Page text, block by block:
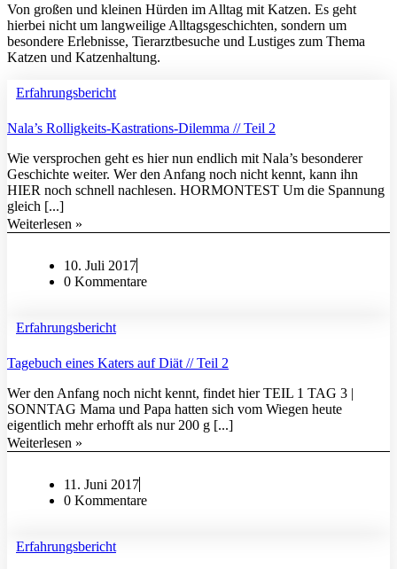
Von großen und kleinen Hürden im Alltag mit Katzen. Es geht
hierbei nicht um langweilige Alltagsgeschichten, sondern um
besondere Erlebnisse, Tierarztbesuche und Lustiges zum Thema
Katzen und Katzenhaltung.
Erfahrungsbericht
Nala’s Rolligkeits-Kastrations-Dilemma // Teil 2
Wie versprochen geht es hier nun endlich mit Nala’s besonderer
Geschichte weiter. Wer den Anfang noch nicht kennt, kann ihn
HIER noch schnell nachlesen. HORMONTEST Um die Spannung
gleich [...]
Weiterlesen »
10. Juli 2017
0 Kommentare
Erfahrungsbericht
Tagebuch eines Katers auf Diät // Teil 2
Wer den Anfang noch nicht kennt, findet hier TEIL 1 TAG 3 |
SONNTAG Mama und Papa hatten sich vom Wiegen heute
eigentlich mehr erhofft als nur 200 g [...]
Weiterlesen »
11. Juni 2017
0 Kommentare
Erfahrungsbericht